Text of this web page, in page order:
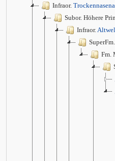
Infraor.
Subor. Höhere
Infraor.
Fm.